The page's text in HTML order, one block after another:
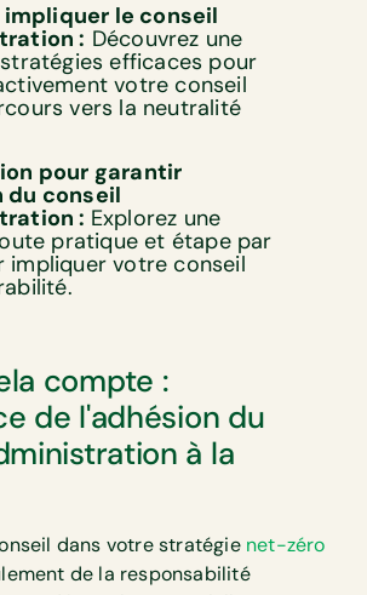
le conseil
: Découvrez une
efficaces pour
votre conseil
vers la neutralité
pour garantir
du conseil
: Explorez une
pratique et étape par
impliquer votre conseil
compte :
de l'adhésion du
à la
dans votre stratégie net-zéro
de la responsabilité